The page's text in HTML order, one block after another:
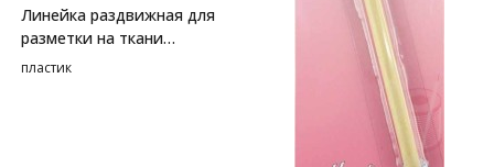
Линейка раздвижная для
разметки на ткани
HEMLINE
пластик